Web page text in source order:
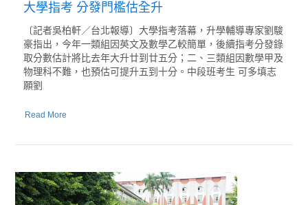
大學指考 分發門檻估全升
〔記者吳柏軒／台北報導〕大學指考落幕，升學輔導專家劉駿
豪指出，今年一類組因英文及數學乙較簡單，後續指考分發錄
取分數估計將比去年大升廿到廿五分；二、三類組因數學甲及
物理科不難，也預估可提升五到十分。中段班考生 可多填志
願劉
Read More